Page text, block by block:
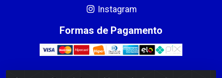
Instagram
Formas de Pagamento